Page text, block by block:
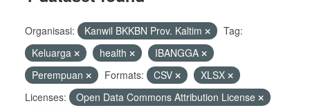
Organisasi: Kanwil BKKBN Prov. Kaltim
Tag:
Keluarga
health
IBANGGA
Perempuan
Formats: CSV
XLSX
Licenses:
Open Data Commons Attribution License